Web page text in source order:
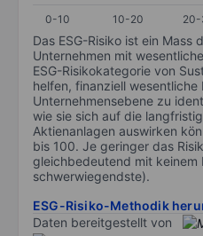
0-10
10-20
Das ESG-Risiko ist ein Mass
Unternehmen mit
ESG-Risikokategorie von
helfen, finanziell wesentliche
Unternehmensebene zu
wie sie sich auf die
Aktienanlagen auswirken
bis 100. Je geringer das
gleichbedeutend mit keinem
schwerwiegendste).
ESG-Risiko-Methodik
Daten bereitgestellt von